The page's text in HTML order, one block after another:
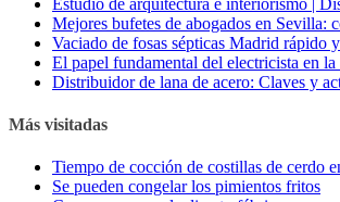
Estudio de arquitectura e interiorismo |
Mejores bufetes de abogados en Sevilla:
Vaciado de fosas sépticas Madrid rápido
El papel fundamental del electricista en
Distribuidor de lana de acero: Claves y
Más visitadas
Tiempo de cocción de costillas de cerdo
Se pueden congelar los pimientos fritos